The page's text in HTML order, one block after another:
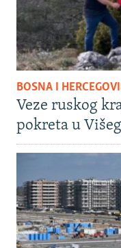
BOSNA I
Veze ruskog
pokreta u